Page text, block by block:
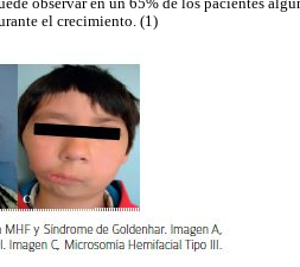
observar en un 65% de los pacientes
el crecimiento. (1)